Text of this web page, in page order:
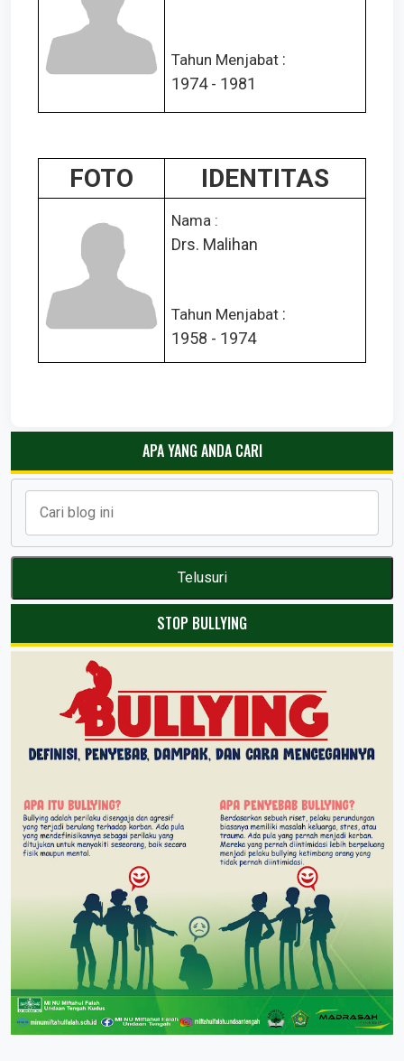
Tahun Menjabat :
1974 - 1981
FOTO IDENTITAS
Nama :
Drs. Malihan
Tahun Menjabat :
1958 - 1974
APA YANG ANDA CARI
STOP BULLYING